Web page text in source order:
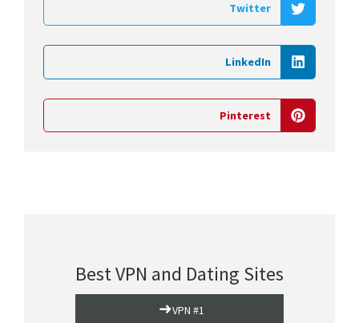
Twitter
LinkedIn
Pinterest
Best VPN and Dating Sites
VPN #1
➜